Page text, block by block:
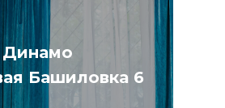
Башиловка 6